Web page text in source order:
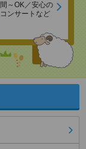
～OK／安心の
ンサートなど